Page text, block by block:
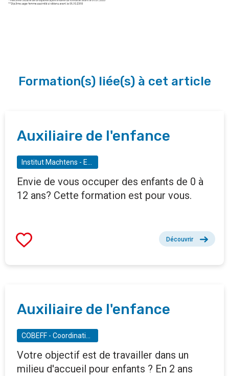
Formation(s) liée(s) à cet article
Auxiliaire de l'enfance
Envie de vous occuper des enfants de 0 à
12 ans? Cette formation est pour vous.
Découvrir
Auxiliaire de l'enfance
Votre objectif est de travailler dans un
milieu d'accueil pour enfants ? En 2 ans